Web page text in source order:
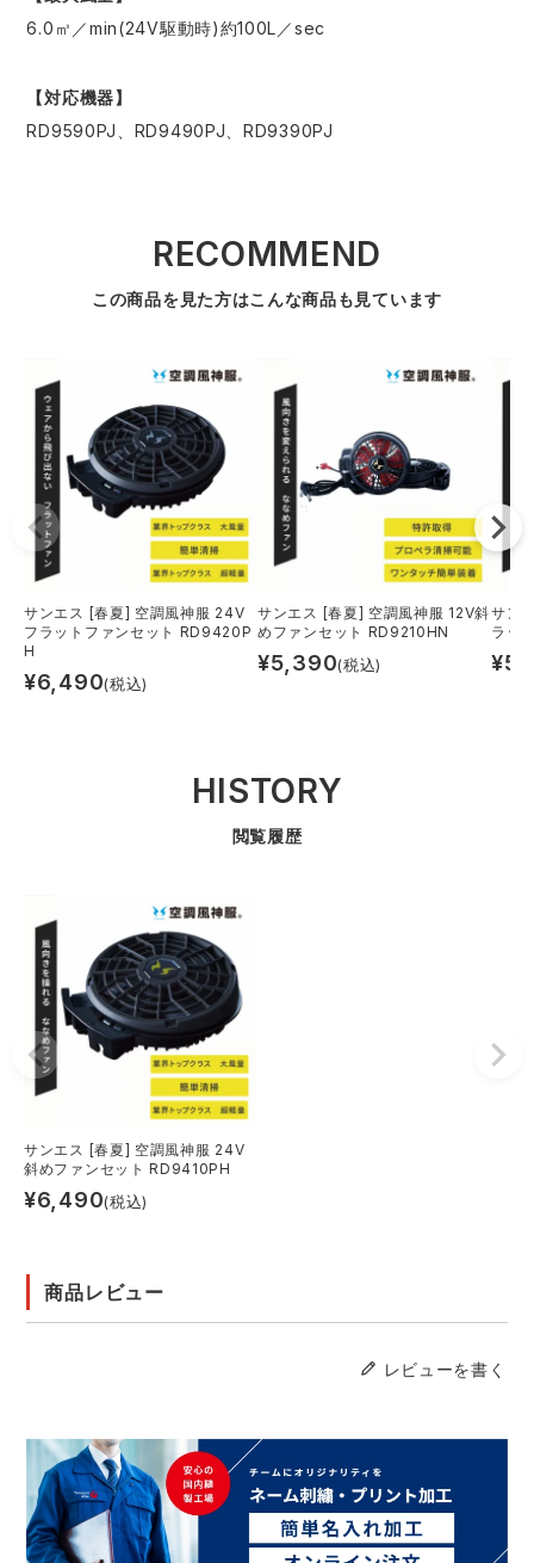
6.0㎥／min(24V駆動時)約100L／sec
【対応機器】
RD9590PJ、RD9490PJ、RD9390PJ
RECOMMEND
この商品を見た方はこんな商品も見ています
サンエス [春夏] 空調風神服 24V
フラットファンセット RD9420P
H
¥6,490(税込)
サンエス [春夏] 空調風神服 12V斜
めファンセット RD9210HN
¥5,390(税込)
サン
ラッ
¥
HISTORY
閲覧履歴
サンエス [春夏] 空調風神服 24V
斜めファンセット RD9410PH
¥6,490(税込)
商品レビュー
レビューを書く